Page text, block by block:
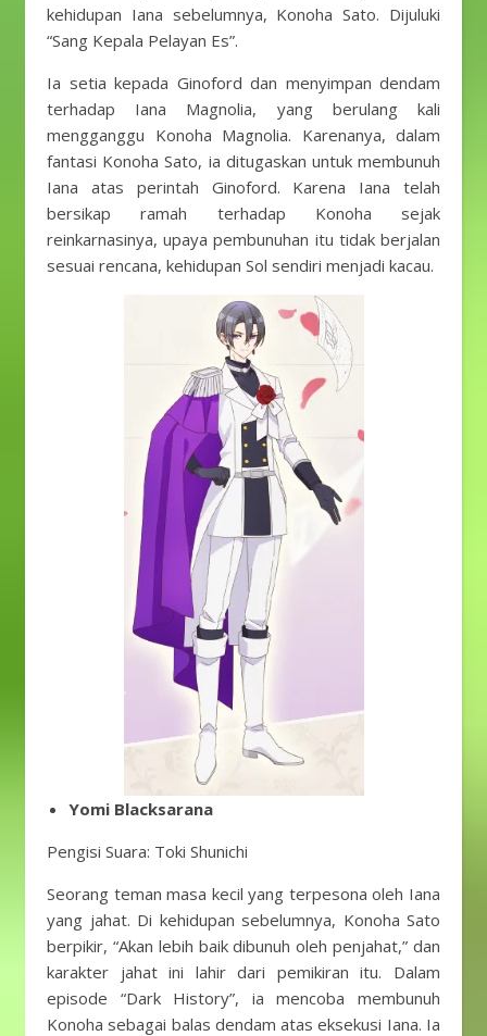
kehidupan Iana sebelumnya, Konoha Sato. Dijuluki
“Sang Kepala Pelayan Es”.
Ia setia kepada Ginoford dan menyimpan dendam
terhadap Iana Magnolia, yang berulang kali
mengganggu Konoha Magnolia. Karenanya, dalam
fantasi Konoha Sato, ia ditugaskan untuk membunuh
Iana atas perintah Ginoford. Karena Iana telah
bersikap ramah terhadap Konoha sejak
reinkarnasinya, upaya pembunuhan itu tidak berjalan
sesuai rencana, kehidupan Sol sendiri menjadi kacau.
Yomi Blacksarana
Pengisi Suara: Toki Shunichi
Seorang teman masa kecil yang terpesona oleh Iana
yang jahat. Di kehidupan sebelumnya, Konoha Sato
berpikir, “Akan lebih baik dibunuh oleh penjahat,” dan
karakter jahat ini lahir dari pemikiran itu. Dalam
episode “Dark History”, ia mencoba membunuh
Konoha sebagai balas dendam atas eksekusi Iana. Ia